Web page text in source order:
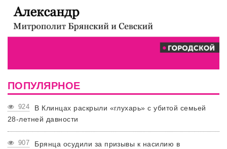
ПОПУЛЯРНОЕ
924
В Клинцах раскрыли «глухарь» с убитой семьей
28-летней давности
907
Брянца осудили за призывы к насилию в